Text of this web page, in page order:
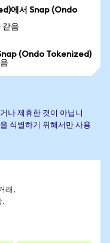
에서 Snap (Ondo
같음
(Ondo Tokenized)
나 제휴한 것이 아닙니
식별하기 위해서만 사용
래,
.